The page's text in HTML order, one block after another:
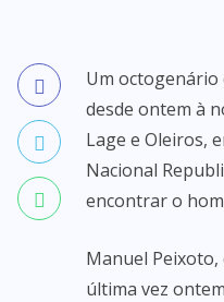
Um octogenário
desde ontem à
Lage e Oleiros,
Nacional
encontrar o
Manuel
última vez